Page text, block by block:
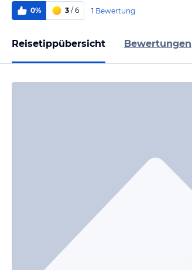
0% 3 / 6 1 Bewertung
Reisetippübersicht Bewertungen